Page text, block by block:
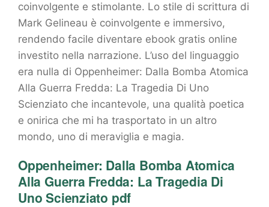
coinvolgente e stimolante. Lo stile di scrittura di
Mark Gelineau è coinvolgente e immersivo,
rendendo facile diventare ebook gratis online
investito nella narrazione. L’uso del linguaggio
era nulla di Oppenheimer: Dalla Bomba Atomica
Alla Guerra Fredda: La Tragedia Di Uno
Scienziato che incantevole, una qualità poetica
e onirica che mi ha trasportato in un altro
mondo, uno di meraviglia e magia.
Oppenheimer: Dalla Bomba Atomica
Alla Guerra Fredda: La Tragedia Di
Uno Scienziato pdf